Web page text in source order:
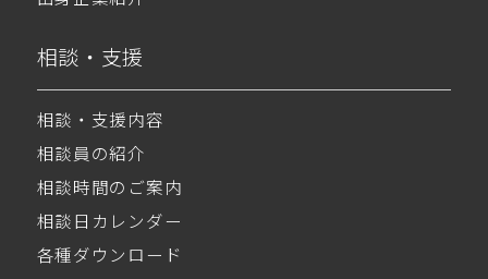
相談・支援
相談・支援内容
相談員の紹介
相談時間のご案内
相談日カレンダー
各種ダウンロード